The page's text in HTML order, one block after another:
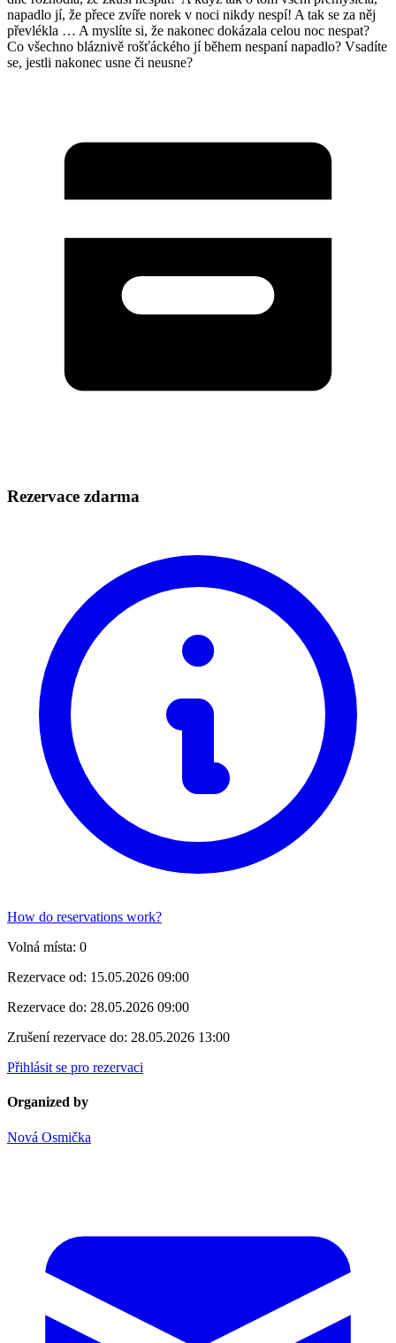
napadlo jí, že přece zvíře norek v noci nikdy nespí! A tak se za něj
převlékla … A myslíte si, že nakonec dokázala celou noc nespat?
Co všechno bláznivě rošťáckého jí během nespaní napadlo? Vsadíte
se, jestli nakonec usne či neusne?
Rezervace zdarma
How do reservations work?
Volná místa: 0
Rezervace od: 15.05.2026 09:00
Rezervace do: 28.05.2026 09:00
Zrušení rezervace do: 28.05.2026 13:00
Přihlásit se pro rezervaci
Organized by
Nová Osmička